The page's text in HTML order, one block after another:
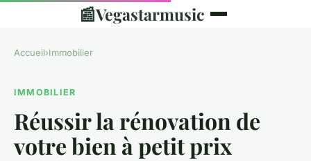
📰Vegastarmusic
Accueil›Immobilier
IMMOBILIER
Réussir la rénovation de
votre bien à petit prix